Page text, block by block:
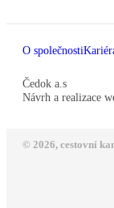
O společnosti
Čedok a.s
Návrh a realizace
© 2026, cestovní